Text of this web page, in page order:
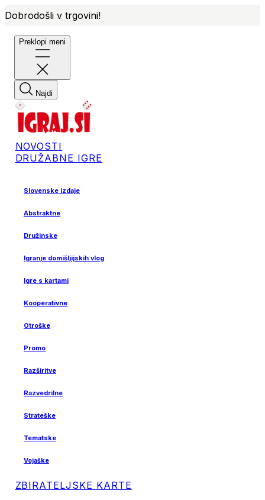
Dobrodošli v trgovini!
Preklopi meni
Najdi
NOVOSTI
DRUŽABNE IGRE
Slovenske izdaje
Abstraktne
Družinske
Igranje domišljijskih vlog
Igre s kartami
Kooperativne
Otroške
Promo
Razširitve
Razvedrilne
Strateške
Tematske
Vojaške
ZBIRATELJSKE KARTE